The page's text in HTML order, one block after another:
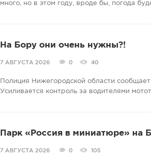
много, но в этом году, вроде бы, погода
На Бору они очень нужны?!
7 АВГУСТА 2026 0 40
Полиция Нижегородской области
Усиливается контроль за водителями
Парк «Россия в миниатюре» на
7 АВГУСТА 2026 0 105